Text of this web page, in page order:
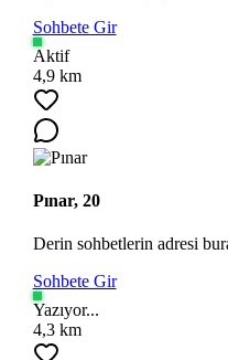
Sohbete Gir
Aktif
4,9 km
Pınar, 20
Derin sohbetlerin adresi
Sohbete Gir
Yazıyor...
4,3 km